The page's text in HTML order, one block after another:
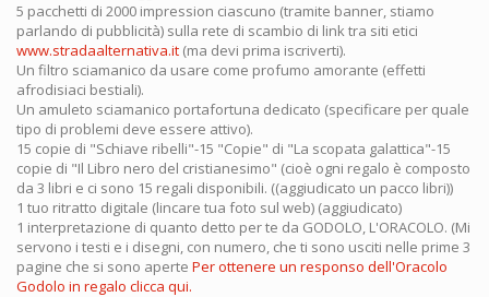
5 pacchetti di 2000 impression ciascuno (tramite banner, stiamo
parlando di pubblicità) sulla rete di scambio di link tra siti etici
www.stradaalternativa.it (ma devi prima iscriverti).
Un filtro sciamanico da usare come profumo amorante (effetti
afrodisiaci bestiali).
Un amuleto sciamanico portafortuna dedicato (specificare per quale
tipo di problemi deve essere attivo).
15 copie di "Schiave ribelli"-15 "Copie" di "La scopata galattica"-15
copie di "Il Libro nero del cristianesimo" (cioè ogni regalo è composto
da 3 libri e ci sono 15 regali disponibili. ((aggiudicato un pacco libri))
1 tuo ritratto digitale (lincare tua foto sul web) (aggiudicato)
1 interpretazione di quanto detto per te da GODOLO, L'ORACOLO. (Mi
servono i testi e i disegni, con numero, che ti sono usciti nelle prime 3
pagine che si sono aperte Per ottenere un responso dell'Oracolo
Godolo in regalo clicca qui.